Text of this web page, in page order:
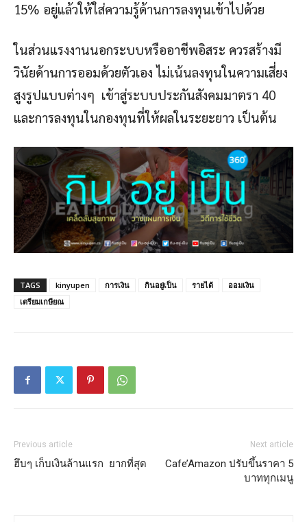
15% อยู่แล้วให้ใส่ความรู้ด้านการลงทุนเข้าไปด้วย
ในส่วนแรงงานนอกระบบหรืออาชีพอิสระ ควรสร้างมี
วินัยด้านการออมด้วยตัวเอง ไม่เน้นลงทุนในความเสี่ยง
สูงรูปแบบต่างๆ เข้าสู่ระบบประกันสังคมมาตรา 40
และการลงทุนในกองทุนที่ให้ผลในระยะยาว เป็นต้น
TAGS kinyupen การเงิน กินอยู่เป็น รายได้
ออมเงิน
เตรียมเกษียณ
Previous article
ฮึบๆ เก็บเงินล้านแรก ยากที่สุด
Next article
Cafe’Amazon ปรับขึ้นราคา 5
บาททุกเมนู